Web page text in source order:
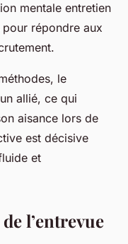
mentale entretien
répondre aux
le
allié, ce qui
aisance lors de
est décisive
et
l’entrevue